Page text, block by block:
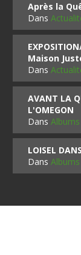
Après la
Dans
Maison
Dans
AVANT LA
L'OMEGON
Dans
LOISEL
Dans